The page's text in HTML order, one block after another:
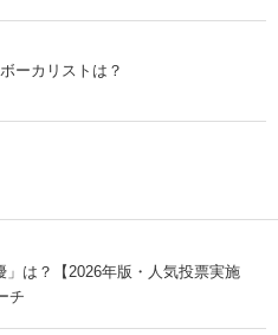
ーカリストは？
は？【2026年版・人気投票実施
チ